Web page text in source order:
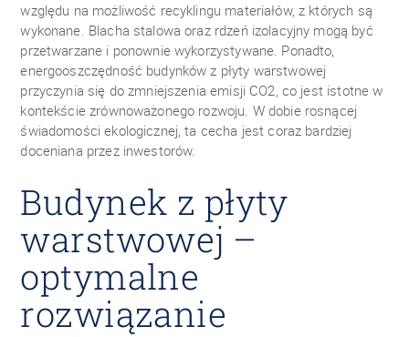
względu na możliwość recyklingu materiałów, z których są
wykonane. Blacha stalowa oraz rdzeń izolacyjny mogą być
przetwarzane i ponownie wykorzystywane. Ponadto,
energooszczędność budynków z płyty warstwowej
przyczynia się do zmniejszenia emisji CO2, co jest istotne w
kontekście zrównoważonego rozwoju. W dobie rosnącej
świadomości ekologicznej, ta cecha jest coraz bardziej
doceniana przez inwestorów.
Budynek z płyty
warstwowej –
optymalne
rozwiązanie